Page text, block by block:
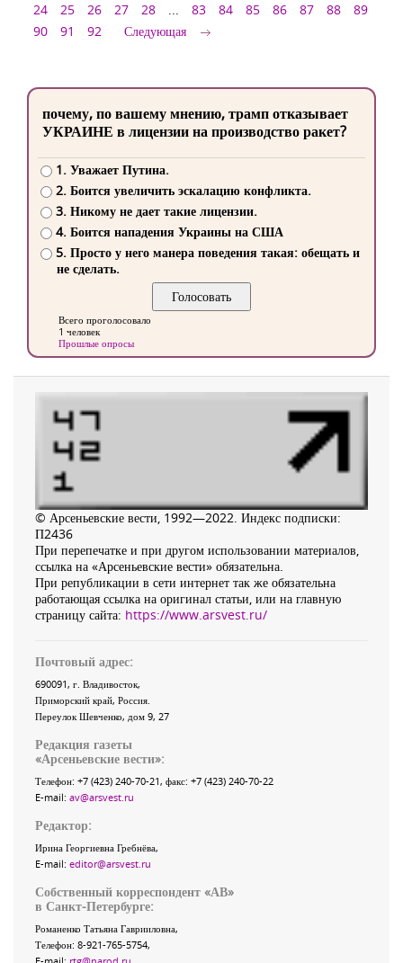
24
25 26 27 28 ... 83 84 85 86 87 88
89
90
91 92 Следующая
почему, по вашему мнению, трамп отказывает
УКРАИНЕ в лицензии на производство ракет?
1. Уважает Путина.
2. Боится увеличить эскалацию конфликта.
3. Никому не дает такие лицензии.
4. Боится нападения Украины на США
5. Просто у него манера поведения такая: обещать и
не сделать.
Всего проголосовало
1 человек
Прошлые опросы
© Арсеньевские вести, 1992—2022. Индекс подписки:
П2436
При перепечатке и при другом использовании материалов,
ссылка на «Арсеньевские вести» обязательна.
При републикации в сети интернет так же обязательна
работающая ссылка на оригинал статьи, или на главную
страницу сайта: https://www.arsvest.ru/
Почтовый адрес:
690091, г. Владивосток,
Приморский край, Россия
Переулок Шевченко, дом 9, 27
Редакция газеты
«Арсеньевские вести»:
Телефон: +7 (423) 240-70-21, факс: +7 (423) 240-70-22
E-mail: av@arsvest.ru
Редактор:
Ирина Георгиевна Гребнёва,
E-mail: editor@arsvest.ru
Собственный корреспондент «АВ»
в Санкт-Петербурге:
Романенко Татьяна Гаврииловна,
Телефон: 8-921-765-5754,